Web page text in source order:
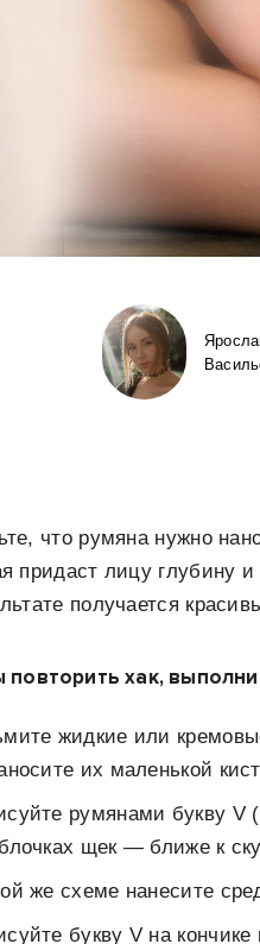
что румяна нужно
придаст лицу глубину
получается
повторить хак,
жидкие или
их маленькой
румянами букву V
щек — ближе к
же схеме нанесите
букву V на